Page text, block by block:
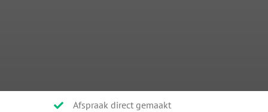
Afspraak direct gemaakt